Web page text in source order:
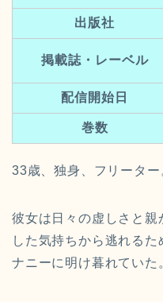
出版社
掲載誌・レーベル
配信開始日
巻数
33歳、独身、フリーター
彼女は日々の虚しさと親
した気持ちから逃れる
ナニーに明け暮れていた